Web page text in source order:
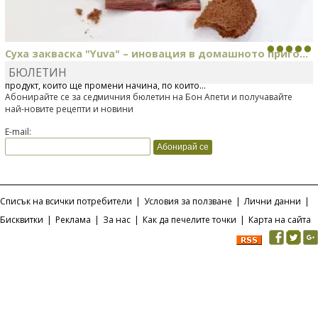
Суха закваска "Yuva" – иновация в домашното приго...
Отскоро Лесафр България стартира предлагането на изцяло нов
продукт, който ще промени начина, по който...
БЮЛЕТИН
Абонирайте се за седмичния бюлетин на Бон Апети и получавайте
най-новите рецепти и новини
E-mail:
Списък на всички потребители | Условия за ползване | Лични данни |
Бисквитки | Реклама | За нас | Как да печелите точки | Карта на сайта